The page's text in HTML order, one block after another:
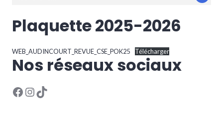
Plaquette 2025-2026
WEB_AUDINCOURT_REVUE_CSE_POK25 Télécharger
Nos réseaux sociaux
Facebook
Instagram
TikTok